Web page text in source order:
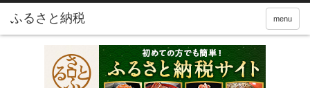
ふるさと納税 menu